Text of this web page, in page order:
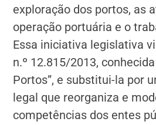
exploração dos portos, as
operação portuária e o
Essa iniciativa legislativa
n.º 12.815/2013,
Portos”, e substitui-la por
legal que reorganiza e
competências dos entes